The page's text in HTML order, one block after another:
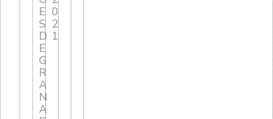
E
S
D
E
G
R
A
N
A
0
2
1